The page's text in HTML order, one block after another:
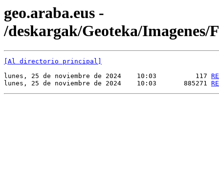
geo.araba.eus -
/deskargak/Geoteka/Imagenes/
[Al directorio principal]
lunes, 25 de noviembre de 2024    10:03          117
lunes, 25 de noviembre de 2024    10:03       885271